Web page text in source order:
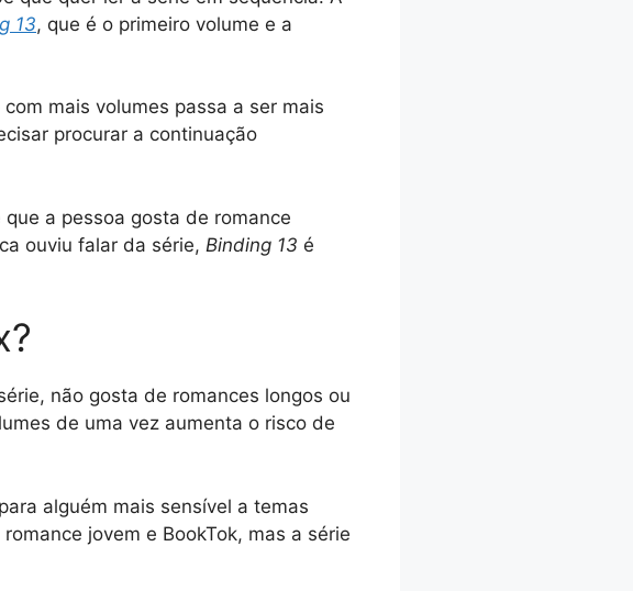
13, que é o primeiro volume e a
mais volumes passa a ser mais
procurar a continuação
a pessoa gosta de romance
ouviu falar da série, Binding 13 é
não gosta de romances longos ou
de uma vez aumenta o risco de
alguém mais sensível a temas
jovem e BookTok, mas a série